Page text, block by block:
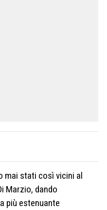
mai stati così vicini al
Marzio, dando
più estenuante